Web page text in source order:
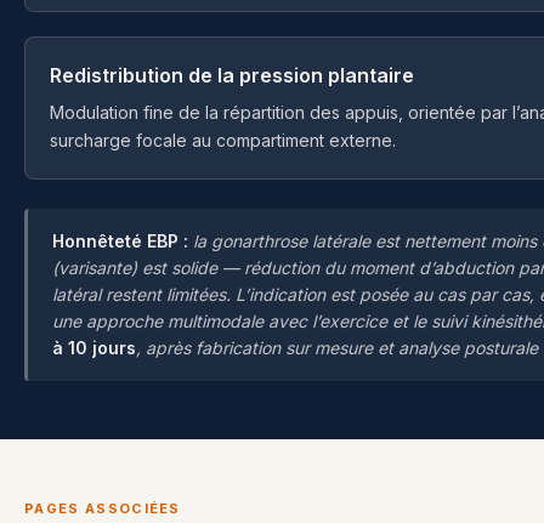
Redistribution de la pression plantaire
Modulation fine de la répartition des appuis, orientée par
surcharge focale au compartiment externe.
Honnêteté EBP : la gonarthrose latérale est nettement
(varisante) est solide — réduction du moment d’abduction
latéral restent limitées. L’indication est posée au cas par
une approche multimodale avec l’exercice et le suivi
à 10 jours, après fabrication sur mesure et analyse
PAGES ASSOCIÉES